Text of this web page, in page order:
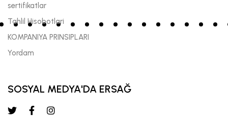
sertifikatlar
Tahlil Hisobotlari
KOMPANIYA PRINSIPLARI
Yordam
SOSYAL MEDYA'DA ERSAĞ